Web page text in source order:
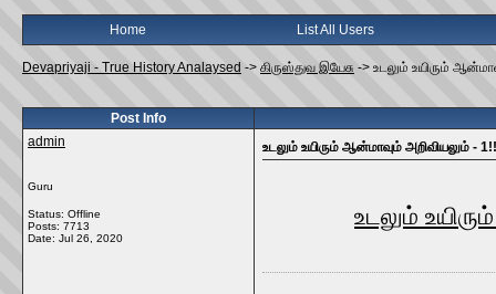
Home List All Users
Devapriyaji - True History Analaysed -> கிருஸ்துவ இயேசு -> உடலும் உயிரும்
Post Info
admin
Guru
Status: Offline
Posts: 7713
Date: Jul 26, 2020
உடலும் உயிரும் ஆன்மாவும் அறிவியலும் -
உடலும்